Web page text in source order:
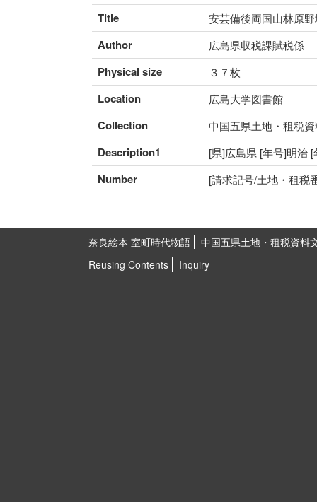
Title 安芸備後両国山林原
Author 広島県収税課賦税係
Physical size ３７枚
Location 広島大学図書館
Collection 中国五県土地・租税
Description1 [県]広島県 [年号]明治
Number [請求記号/土地・租税
奈良絵本 室町時代物語
中国五県土地・租税資料
Reusing Contents
Inquiry